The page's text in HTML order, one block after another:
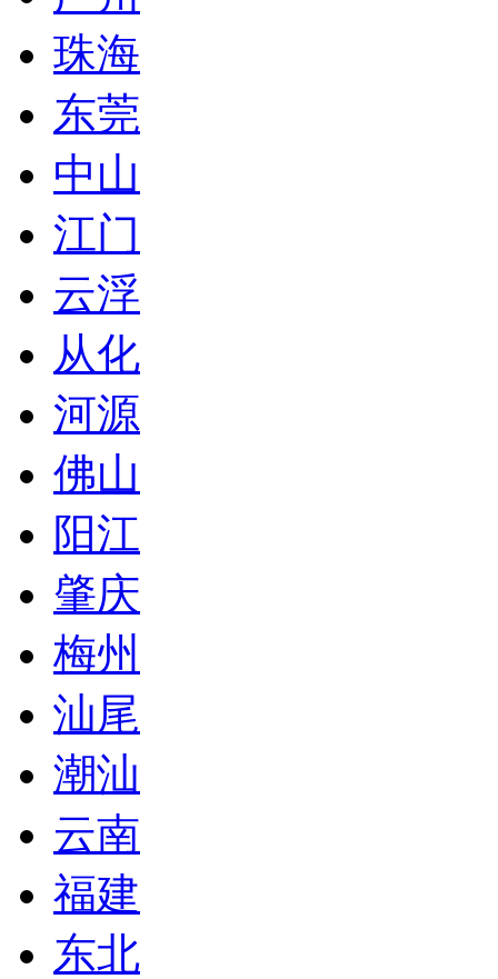
珠海
东莞
中山
江门
云浮
从化
河源
佛山
阳江
肇庆
梅州
汕尾
潮汕
云南
福建
东北